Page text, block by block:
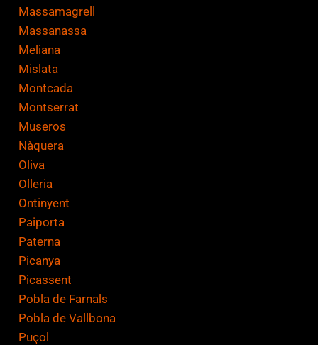
Massamagrell
Massanassa
Meliana
Mislata
Montcada
Montserrat
Museros
Nàquera
Oliva
Olleria
Ontinyent
Paiporta
Paterna
Picanya
Picassent
Pobla de Farnals
Pobla de Vallbona
Puçol